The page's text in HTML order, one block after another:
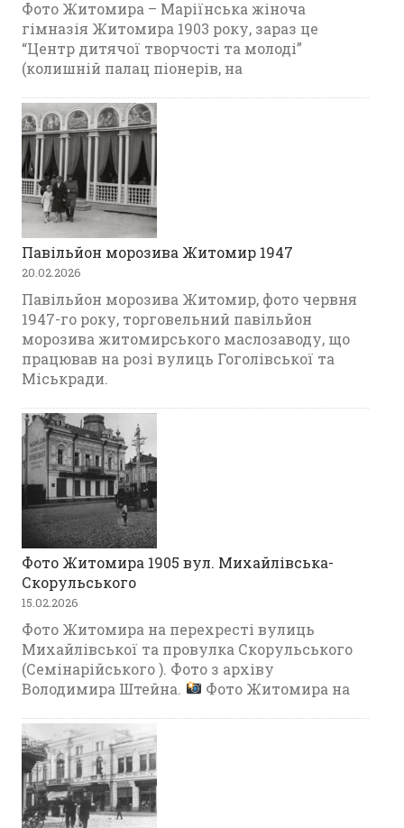
Фото Житомира – Маріїнська жіноча
гімназія Житомира 1903 року, зараз це
“Центр дитячої творчості та молоді”
(колишній палац піонерів, на
Павільйон морозива Житомир 1947
20.02.2026
Павільйон морозива Житомир, фото червня
1947-го року, торговельний павільйон
морозива житомирського маслозаводу, що
працював на розі вулиць Гоголівської та
Міськради.
Фото Житомира 1905 вул. Михайлівська-
Скорульського
15.02.2026
Фото Житомира на перехресті вулиць
Михайлівської та провулка Скорульського
(Семінарійського ). Фото з архіву
Володимира Штейна.
Фото Житомира на